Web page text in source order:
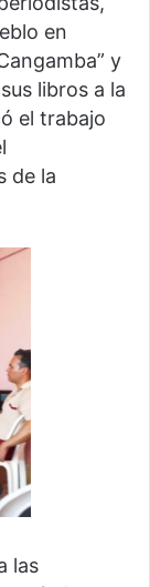
en
y
libros a la
el trabajo
de la
las